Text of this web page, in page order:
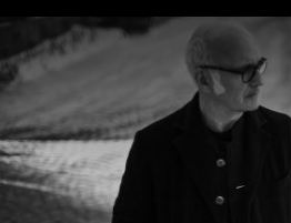
Ludovico Einaudi
Home News